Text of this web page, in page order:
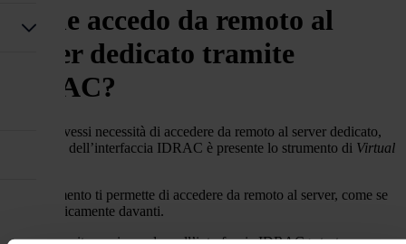
Come accedo da remoto al
server dedicato tramite
IDRAC?
Qualora avessi necessità di accedere da remoto al server dedicato,
all’interno dell’interfaccia IDRAC è presente lo strumento di Virtual
Tale strumento ti permette di accedere da remoto al server, come se
ci fossi fisicamente davanti.